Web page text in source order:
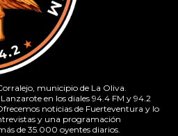
municipio de La Oliva.
en los diales 94.4 FM y 94.2
noticias de Fuerteventura y lo
y una programación
de 35.000 oyentes diarios.